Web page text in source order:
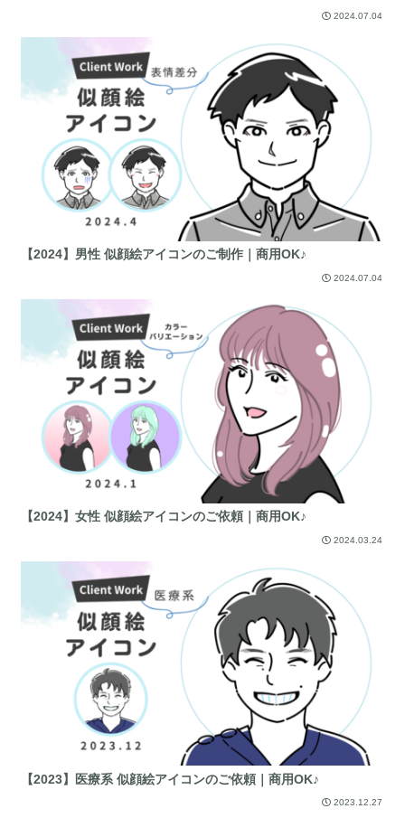
2024.07.04
【2024】男性 似顔絵アイコンのご制作｜商用OK♪
2024.07.04
【2024】女性 似顔絵アイコンのご依頼｜商用OK♪
2024.03.24
【2023】医療系 似顔絵アイコンのご依頼｜商用OK♪
2023.12.27